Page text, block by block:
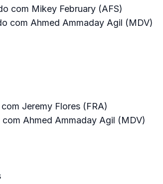
com Mikey February (AFS)
com Ahmed Ammaday Agil (MDV)
Jeremy Flores (FRA)
Ahmed Ammaday Agil (MDV)